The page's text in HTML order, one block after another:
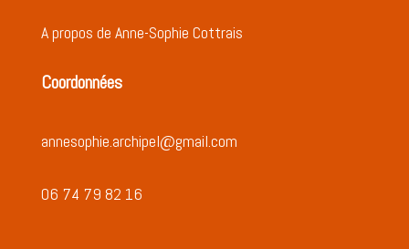
A propos de Anne-Sophie Cottrais
Coordonnées
annesophie.archipel@gmail.com
06 74 79 82 16